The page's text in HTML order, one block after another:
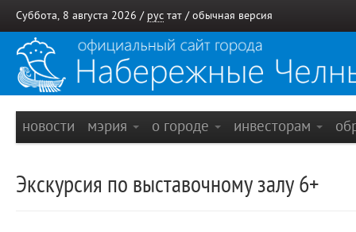
Суббота, 8 августа 2026 / рус тат / обычная версия
новости мэрия о городе инвесторам
Экскурсия по выставочному залу 6+